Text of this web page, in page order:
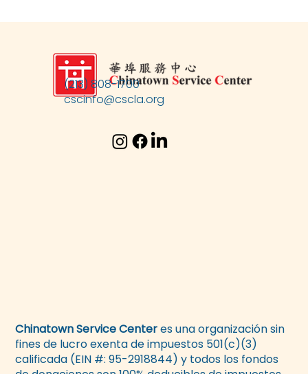
(213) 808-1700
cscinfo@cscla.org
Chinatown Service Centeres una organización sin
fines de lucro exenta de impuestos 501(c)(3)
calificada (EIN #: 95-2918844) y todos los fondos